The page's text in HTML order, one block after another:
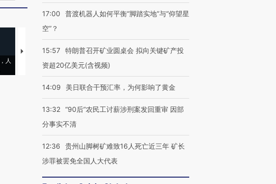
人
【推广】走进第四届链博
会，让数智科技“链”接产
【特别呈现】寻找100种
有意思的生活方式·第三对
【商旅对话】华住集团
17:00
普渡机器人如何平衡“脚踏实地”与“仰望星
空”？
15:57 特朗普召开矿业圆桌会 拟向关键矿产投
资超20亿美元(含视频)
14:09 美日联合干预汇率，为何影响了黄金
13:32 “90后”农民工讨薪涉刑案发回重审 因部
分事实不清
12:36
贵州山脚树矿难致16人死亡近三年 矿长
涉罪被罢免全国人大代表